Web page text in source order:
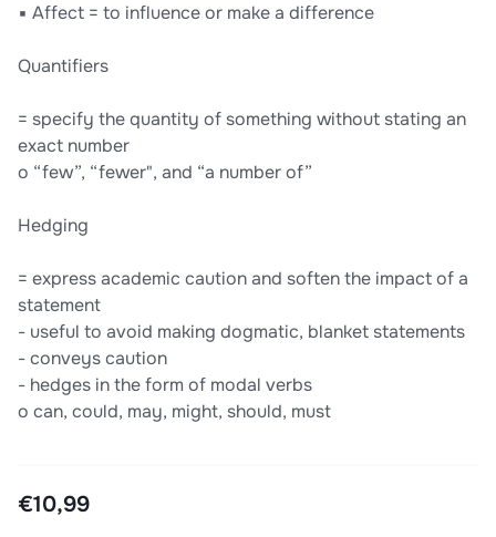
▪ Affect = to influence or make a difference
Quantifiers
= specify the quantity of something without stating an
exact number
o “few”, “fewer", and “a number of”
Hedging
= express academic caution and soften the impact of a
statement
- useful to avoid making dogmatic, blanket statements
- conveys caution
- hedges in the form of modal verbs
o can, could, may, might, should, must
€10,99